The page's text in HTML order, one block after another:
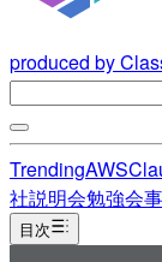
produced by
TrendingAWS
社説明会勉強会
目次